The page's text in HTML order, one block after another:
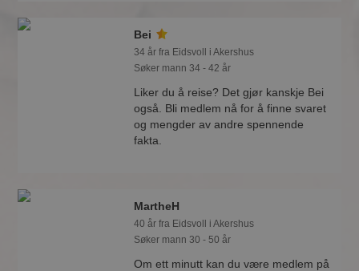
Bei
34 år fra Eidsvoll i Akershus
Søker mann 34 - 42 år
Liker du å reise? Det gjør kanskje Bei
også. Bli medlem nå for å finne svaret
og mengder av andre spennende
fakta.
MartheH
40 år fra Eidsvoll i Akershus
Søker mann 30 - 50 år
Om ett minutt kan du være medlem på